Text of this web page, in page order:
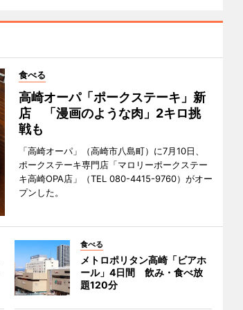
食べる
高崎オーパ「ポークステーキ」新
店 「漫画のような肉」2キロ挑
戦も
「高崎オーパ」（高崎市八島町）に7月10日、
ポークステーキ専門店「マロリーポークステー
キ高崎OPA店」（TEL 080-4415-9760）がオー
プンした。
食べる
メトロポリタン高崎「ビアホ
ール」4日間 飲み・食べ放
題120分